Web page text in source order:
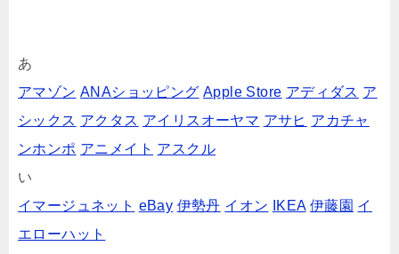
あ
アマゾン ANAショッピング Apple Store アディダス ア
シックス アクタス アイリスオーヤマ アサヒ アカチャ
ンホンポ アニメイト アスクル
い
イマージュネット eBay 伊勢丹 イオン IKEA 伊藤園 イ
エローハット